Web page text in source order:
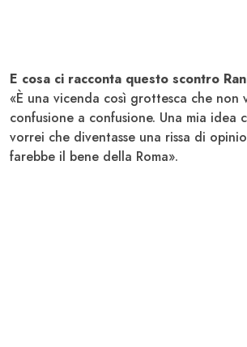
E cosa ci racconta questo scontro
«È una vicenda così grottesca che
confusione a confusione. Una mia idea
vorrei che diventasse una rissa di
farebbe il bene della Roma».